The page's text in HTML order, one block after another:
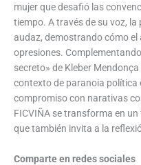
mujer que desafió las
tiempo. A través de su voz,
audaz, demostrando cómo
opresiones.
secreto» de Kleber
contexto de paranoia política
compromiso con narativas
FICVIÑA se transforma en
que también invita a la
Comparte en redes sociales